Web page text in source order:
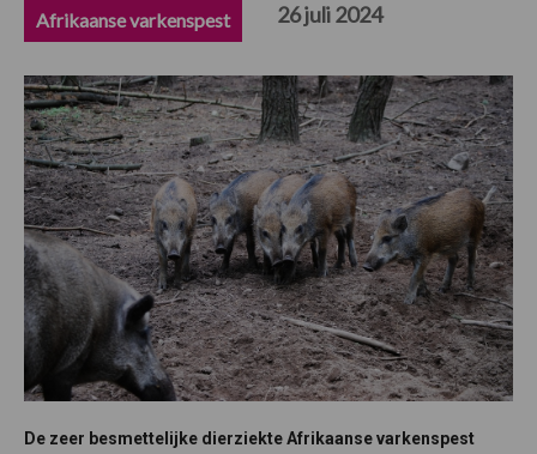
Afrikaanse varkenspest 26 juli 2024
De zeer besmettelijke dierziekte Afrikaanse varkenspest